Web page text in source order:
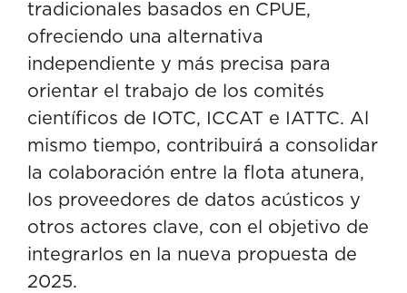
tradicionales basados en CPUE,
ofreciendo una alternativa
independiente y más precisa para
orientar el trabajo de los comités
científicos de IOTC, ICCAT e IATTC. Al
mismo tiempo, contribuirá a consolidar
la colaboración entre la flota atunera,
los proveedores de datos acústicos y
otros actores clave, con el objetivo de
integrarlos en la nueva propuesta de
2025.